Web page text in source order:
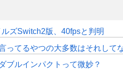
ズSwitch2版、40fpsと判明
ってるやつの大多数はそれして
ブルインパクトって微妙？